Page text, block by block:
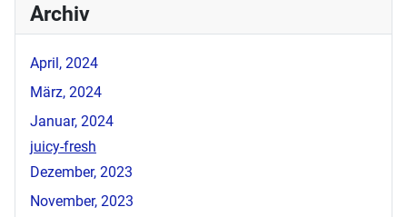
Archiv
April, 2024
März, 2024
Januar, 2024
juicy-fresh
Dezember, 2023
November, 2023